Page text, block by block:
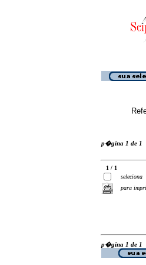
p�gina 1 de 1
1 / 1
seleciona
para
p�gina 1 de 1